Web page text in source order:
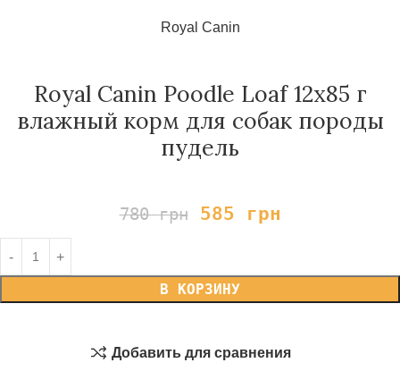
Royal Canin
Royal Canin Poodle Loaf 12х85 г
влажный корм для собак породы
пудель
780грн 585 грн
В КОРЗИНУ
Добавить для сравнения